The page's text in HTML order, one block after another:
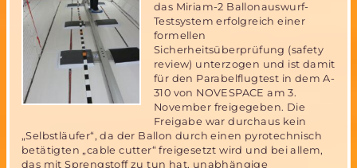
das Miriam-2 Ballonauswurf-
Testsystem erfolgreich einer
formellen
Sicherheitsüberprüfung (safety
review) unterzogen und ist damit
für den Parabelflugtest in dem A-
310 von NOVESPACE am 3.
November freigegeben. Die
Freigabe war durchaus kein
„Selbstläufer“, da der Ballon durch einen pyrotechnisch
betätigten „cable cutter“ freigesetzt wird und bei allem,
das mit Sprengstoff zu tun hat, unabhängige